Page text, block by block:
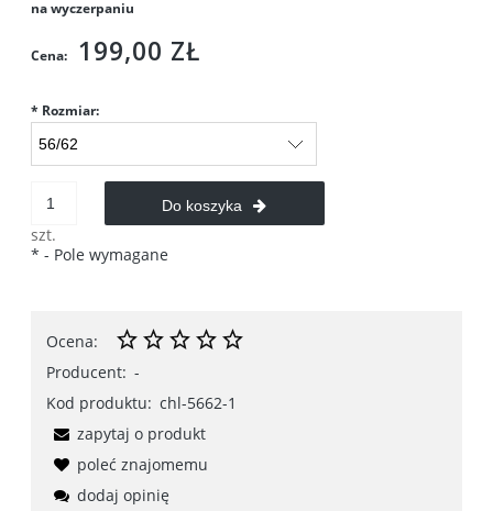
na wyczerpaniu
Cena: 199,00 ZŁ
* Rozmiar:
szt.
Do koszyka
* - Pole wymagane
Ocena:
Producent: -
Kod produktu: chl-5662-1
zapytaj o produkt
poleć znajomemu
dodaj opinię